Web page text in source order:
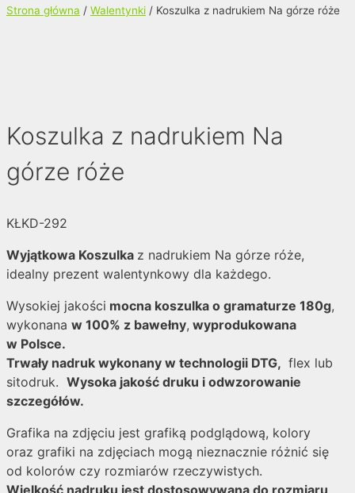
Strona główna / Walentynki / Koszulka z nadrukiem Na górze róże
Koszulka z nadrukiem Na
górze róże
KŁKD-292
Wyjątkowa Koszulka z nadrukiem Na górze róże,
idealny prezent walentynkowy dla każdego.
Wysokiej jakości mocna koszulka o gramaturze 180g,
wykonana w 100% z bawełny, wyprodukowana
w Polsce.
Trwały nadruk wykonany w technologii DTG, flex lub
sitodruk. Wysoka jakość druku i odwzorowanie
szczegółów.
Grafika na zdjęciu jest grafiką podglądową, kolory
oraz grafiki na zdjęciach mogą nieznacznie różnić się
od kolorów czy rozmiarów rzeczywistych.
Wielkość nadruku jest dostosowywana do rozmiaru